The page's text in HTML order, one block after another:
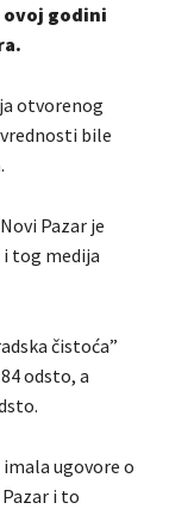
ovoj godini
otvorenog
bile
Pazar je
i tog medija
čistoća”
odsto, a
imala ugovore o
i to